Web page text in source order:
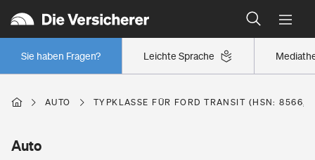
Leichte Sprache
Sie haben Fragen?
Wer versichert was: Jetzt Versicherer finden
Regionalklassen: So ist Ihre Region eingestuft
Wer versichert was: Jetzt Versicherer finden
AUTO TYPKLASSE FÜR FORD TRANSIT (HSN: 8566,
Auto